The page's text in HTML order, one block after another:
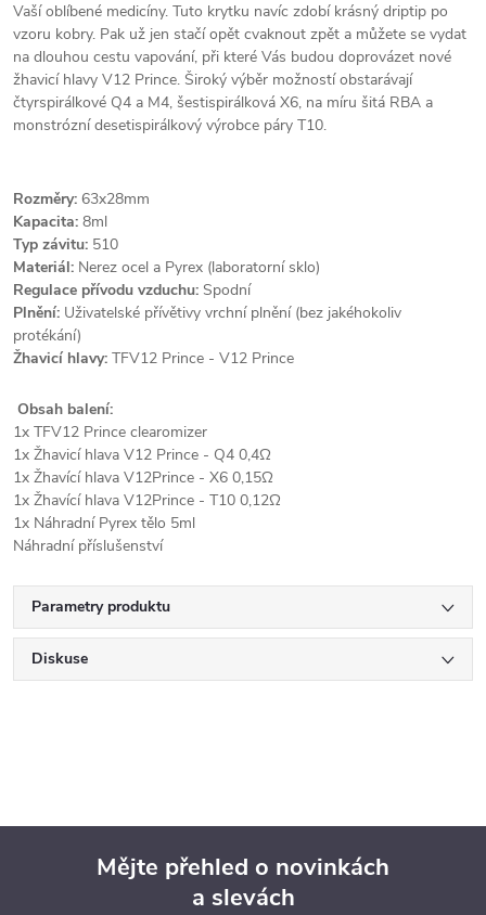
Vaší oblíbené medicíny. Tuto krytku navíc zdobí krásný driptip po
vzoru kobry. Pak už jen stačí opět cvaknout zpět a můžete se vydat
na dlouhou cestu vapování, při které Vás budou doprovázet nové
žhavicí hlavy V12 Prince. Široký výběr možností obstarávají
čtyrspirálkové Q4 a M4, šestispirálková X6, na míru šitá RBA a
monstrózní desetispirálkový výrobce páry T10.
Rozměry: 63x28mm
Kapacita: 8ml
Typ závitu: 510
Materiál: Nerez ocel a Pyrex (laboratorní sklo)
Regulace přívodu vzduchu: Spodní
Plnění: Uživatelské přívětivy vrchní plnění (bez jakéhokoliv
protékání)
Žhavicí hlavy: TFV12 Prince - V12 Prince
Obsah balení:
1x TFV12 Prince clearomizer
1x Žhavicí hlava V12 Prince - Q4 0,4Ω
1x Žhavící hlava V12Prince - X6 0,15Ω
1x Žhavící hlava V12Prince - T10 0,12Ω
1x Náhradní Pyrex tělo 5ml
Náhradní příslušenství
Parametry produktu
Diskuse
Mějte přehled o novinkách
a slevách